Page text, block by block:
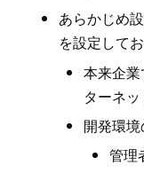
あらかじめ
を設定してお
本来企
ターネ
開発環
管理